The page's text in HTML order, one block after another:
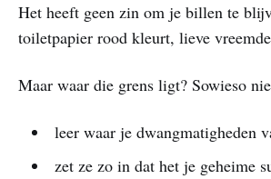
Het heeft geen zin om je billen te
toiletpapier rood kleurt, lieve
Maar waar die grens ligt? Sowieso
leer waar je dwangmatigheden
zet ze zo in dat het je geheime